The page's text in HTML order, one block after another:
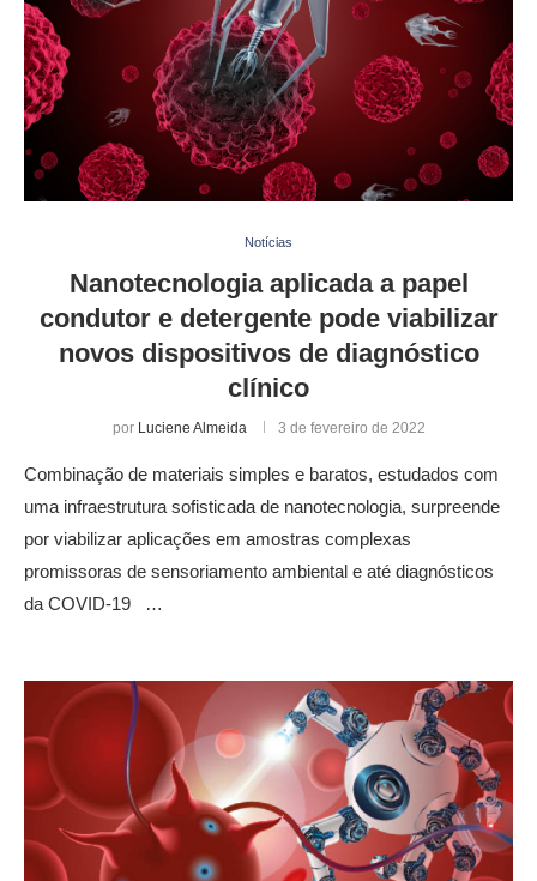
Notícias
Nanotecnologia aplicada a papel
condutor e detergente pode viabilizar
novos dispositivos de diagnóstico
clínico
por Luciene Almeida 3 de fevereiro de 2022
Combinação de materiais simples e baratos, estudados com
uma infraestrutura sofisticada de nanotecnologia, surpreende
por viabilizar aplicações em amostras complexas
promissoras de sensoriamento ambiental e até diagnósticos
da COVID-19 …